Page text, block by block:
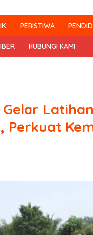
PERISTIWA
HUBUNGI KAMI
Perkuat